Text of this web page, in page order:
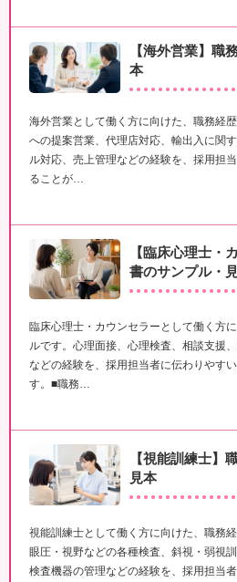
【海外営業】職
本
海外営業として働く方に向けた、職務経
への提案営業、代理店対応、輸出入に関
ル対応、売上管理などの経験を、採用担
ることが…
【臨床心理士・
書のサンプル・
臨床心理士・カウンセラーとして働く方
ルです。心理面接、心理検査、相談支援
などの経験を、採用担当者に伝わりやす
す。■職務…
【視能訓練士】
見本
視能訓練士として働く方に向けた、職務
眼圧・視野などの各種検査、斜視・弱視
検査機器の管理などの経験を、採用担当